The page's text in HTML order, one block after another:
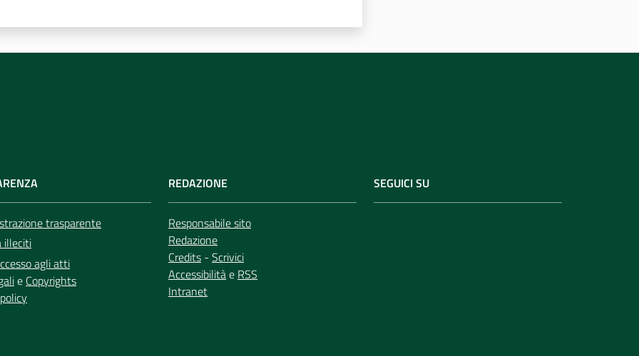
trasparente
illeciti
agli atti
e Copyrights
REDAZIONE
Responsabile sito
Redazione
Credits - Scrivici
Accessibilitàe RSS
Intranet
SEGUICI SU